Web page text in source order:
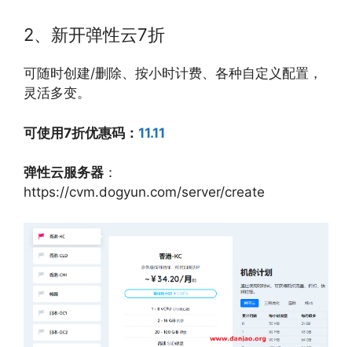
2、新开弹性云7折
可随时创建/删除、按小时计费、各种自定义配置，
灵活多变。
可使用7折优惠码： 11.11
弹性云服务器 ：
https://cvm.dogyun.com/server/create